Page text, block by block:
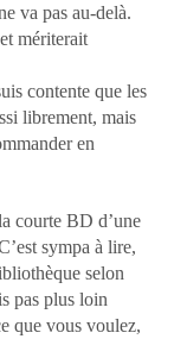
va pas au-delà.
mériterait
contente que les
librement, mais
en
courte BD d’une
sympa à lire,
selon
pas plus loin
que vous voulez,